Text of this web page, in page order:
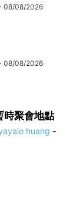
08/08/2026
08/08/2026
時聚會地點
huang -